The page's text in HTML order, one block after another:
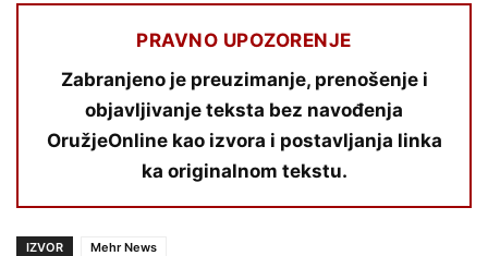
PRAVNO UPOZORENJE
Zabranjeno je preuzimanje, prenošenje i
objavljivanje teksta bez navođenja
OružjeOnline kao izvora i postavljanja linka
ka originalnom tekstu.
IZVOR
Mehr News